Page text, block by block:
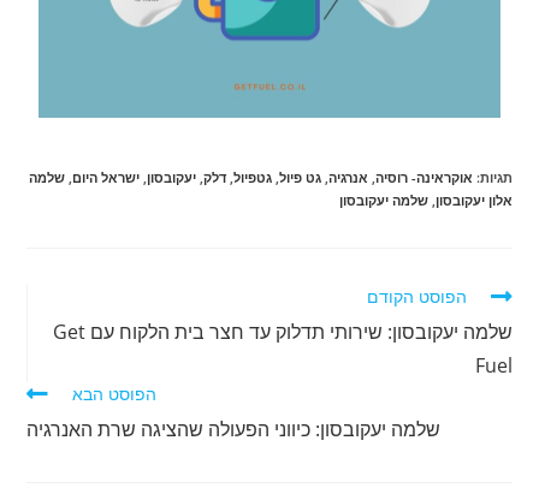
תגיות: אוקראינה- רוסיה אנרגיה גט פיול גטפיול דלק יעקובסון ישראל היום שלמה
אלון יעקובסון שלמה יעקובסון
הפוסט הקודם
שלמה יעקובסון: שירותי תדלוק עד חצר בית הלקוח עם Get
Fuel
הפוסט הבא
שלמה יעקובסון: כיווני הפעולה שהציגה שרת האנרגיה